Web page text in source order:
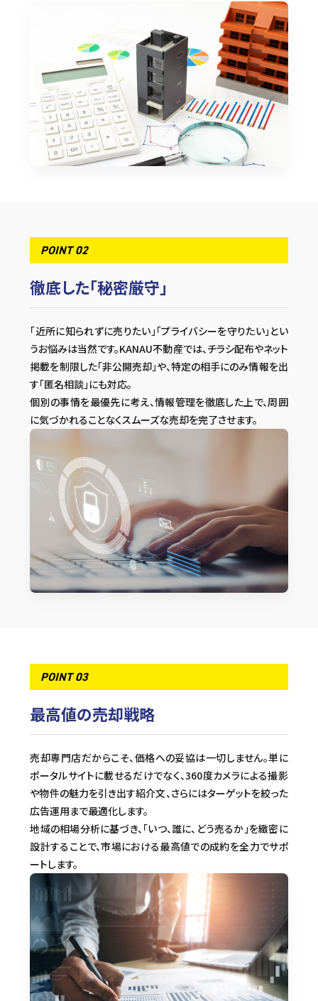
POINT 02
徹底した「秘密厳守」
「近所に知られずに売りたい」「プライバシーを守りたい」とい
うお悩みは当然です。KANAU不動産では、チラシ配布やネット
掲載を制限した「非公開売却」や、特定の相手にのみ情報を出
す「匿名相談」にも対応。
個別の事情を最優先に考え、情報管理を徹底した上で、周囲
に気づかれることなくスムーズな売却を完了させます。
POINT 03
最高値の売却戦略
売却専門店だからこそ、価格への妥協は一切しません。単に
ポータルサイトに載せるだけでなく、360度カメラによる撮影
や物件の魅力を引き出す紹介文、さらにはターゲットを絞った
広告運用まで最適化します。
地域の相場分析に基づき、「いつ、誰に、どう売るか」を緻密に
設計することで、市場における最高値での成約を全力でサポ
ートします。